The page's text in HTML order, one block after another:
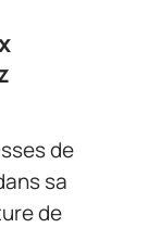
de
sa
de